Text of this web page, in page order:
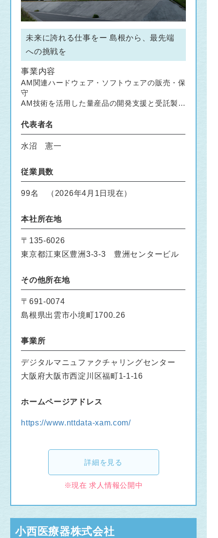
未来に誇れる仕事をー 島根から、最先端
への挑戦を
事業内容
AM関連ハードウェア・ソフトウェアの販売・保
守
AM技術を活用した量産品の開発支援と受託製造
都公安委員会 第301102416107号）
代表者名
水沼 憲一
従業員数
99名 （2026年4月1日現在）
本社所在地
〒135-6026
東京都江東区豊洲3-3-3 豊洲センタービル
その他所在地
〒691-0074
島根県出雲市小境町1700₋26
事業所
デジタルマニュファクチャリングセンター
大阪府大阪市西淀川区福町1-1-16
ホームページアドレス
https://www.nttdata-xam.com/
詳細を見る
※現在 求人情報公開中
小西医療器株式会社